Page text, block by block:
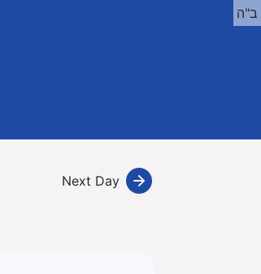
ב"ה
Next Day